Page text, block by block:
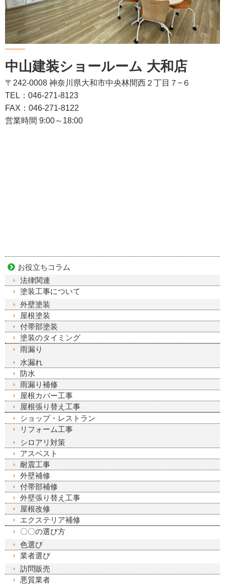
中山建装ショールーム 大和店
〒242-0008 神奈川県大和市中央林間西２丁目７−６
TEL：046-271-8123
FAX：046-271-8122
営業時間 9:00～18:00
お役立ちコラム
法律関連
塗装工事について
外壁塗装
屋根塗装
付帯部塗装
塗装のタイミング
雨漏り
水漏れ
防水
雨漏り補修
屋根カバー工事
屋根張り替え工事
ショップ・レストラン
リフォーム工事
シロアリ対策
アスベスト
耐震工事
外壁補修
付帯部補修
外壁張り替え工事
屋根改修
エクステリア補修
〇〇の選び方
色選び
業者選び
訪問販売
悪質業者